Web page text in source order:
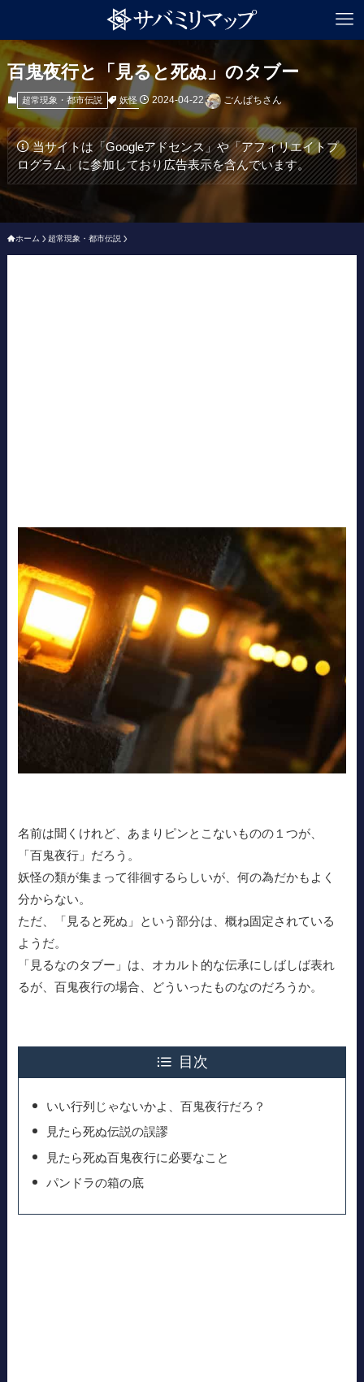
百鬼夜行と「見ると死ぬ」のタブー
超常現象・都市伝説 妖怪 2024-04-22 ごんぱちさん
当サイトは「Googleアドセンス」や「アフィリエイトプ
ログラム」に参加しており広告表示を含んでいます。
ホーム 超常現象・都市伝説
名前は聞くけれど、あまりピンとこないものの１つが、
「百鬼夜行」だろう。
妖怪の類が集まって徘徊するらしいが、何の為だかもよく
分からない。
ただ、「見ると死ぬ」という部分は、概ね固定されている
ようだ。
「見るなのタブー」は、オカルト的な伝承にしばしば表れ
るが、百鬼夜行の場合、どういったものなのだろうか。
目次
いい行列じゃないかよ、百鬼夜行だろ？
見たら死ぬ伝説の誤謬
見たら死ぬ百鬼夜行に必要なこと
パンドラの箱の底